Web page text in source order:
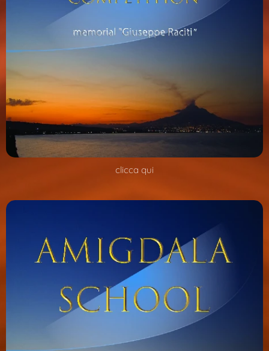
clicca qui